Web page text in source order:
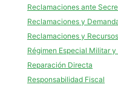
Reclamaciones ante
Reclamaciones y
Reclamaciones y
Régimen Especial Militar
Reparación Directa
Responsabilidad Fiscal